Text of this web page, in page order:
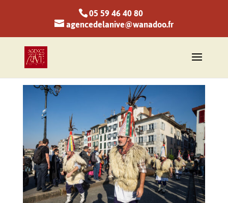
05 59 46 40 80
agencedelanive@wanadoo.fr